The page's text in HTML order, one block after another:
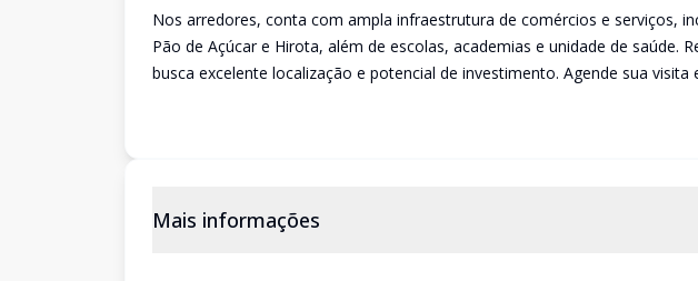
Nos arredores, conta com ampla infraestrutura de comércios e serviços,
Pão de Açúcar e Hirota, além de escolas, academias e unidade de saúde.
busca excelente localização e potencial de investimento. Agende sua
Mais informações